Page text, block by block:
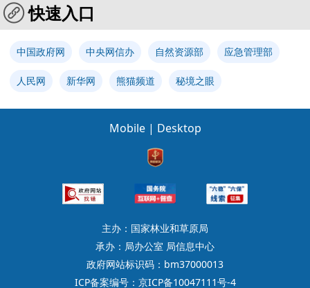
快速入口
中国政府网 中央网信办 自然资源部 应急管理部
人民网 新华网 熊猫频道 秘境之眼
Mobile | Desktop
主办：国家林业和草原局
承办：局办公室 局信息中心
政府网站标识码：bm37000013
ICP备案编号：京ICP备10047111号-4